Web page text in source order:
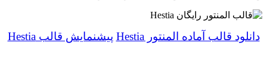
دانلود قالب آماده المنتور Hestia پیشنمایش قالب Hestia